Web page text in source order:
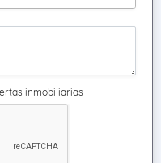
inmobiliarias